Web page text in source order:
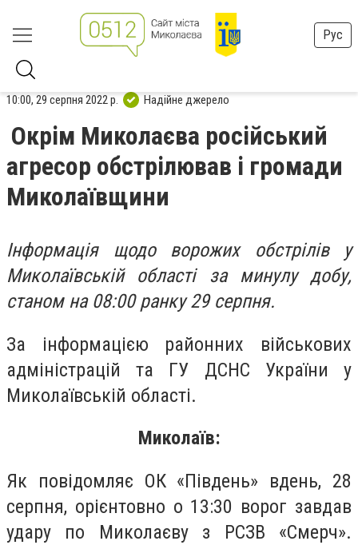
Рус
10:00, 29 серпня 2022 р. Надійне джерело
Окрім Миколаєва російський
агресор обстрілював і громади
Миколаївщини
Інформація щодо ворожих обстрілів у
Миколаївській області за минулу добу,
станом на 08:00 ранку 29 серпня.
За інформацією районних військових
адміністрацій та ГУ ДСНС України у
Миколаївській області.
Миколаїв:
Як повідомляє ОК «Південь» вдень, 28
серпня, орієнтовно о 13:30 ворог завдав
удару по Миколаєву з РСЗВ «Смерч».